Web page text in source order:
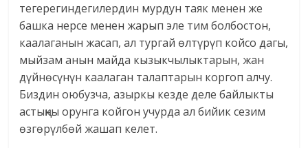
тегерегиндегилердин мурдун таяк менен же
башка нерсе менен жарып эле тим болбостон,
каалаганын жасап, ал тургай өлтүрүп койсо дагы,
мыйзам анын майда кызыкчылыктарын, жан
дүйнөсүнүн каалаган талаптарын коргоп алчу.
Биздин оюбузча, азыркы кезде деле байлыкты
астыңкы орунга койгон учурда ал бийик сезим
өзгөрүлбөй жашап келет.